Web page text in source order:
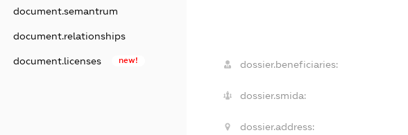
document.semantrum
document.relationships
document.licenses new! dossier.beneficiaries:
dossier.smida:
dossier.address: